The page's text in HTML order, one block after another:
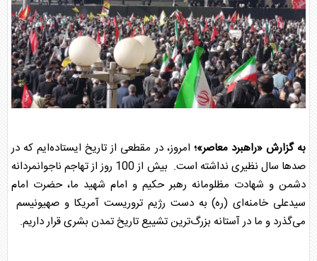
به گزارش «راهبرد معاصر»؛ امروز، در مقطعی از تاریخ ایستاده‌ایم که در
صدها سال نظیری نداشته است. بیش از 100 روز از تهاجم ناجوانمردانه
دشمن و شهادت مظلومانه رهبر حکیم و امام شهید ما، حضرت امام
سیدعلی خامنه‌ای (ره) به دست رژیم تروریست آمریکا و صهیونیسم
می‌گذرد و ما در آستانه بزرگ‌ترین تشییع تاریخ تمدن بشری قرار داریم.